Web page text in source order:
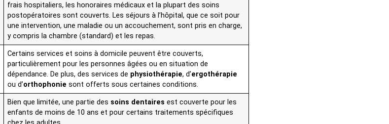
frais hospitaliers, les honoraires médicaux et la plupart des soins
postopératoires sont couverts. Les séjours à l’hôpital, que ce soit pour
une intervention, une maladie ou un accouchement, sont pris en charge,
y compris la chambre (standard) et les repas.
Certains services et soins à domicile peuvent être couverts,
particulièrement pour les personnes âgées ou en situation de
dépendance. De plus, des services de physiothérapie, d’ergothérapie
ou d’orthophonie sont offerts sous certaines conditions.
Bien que limitée, une partie des soins dentairesest couverte pour les
enfants de moins de 10 ans et pour certains traitements spécifiques